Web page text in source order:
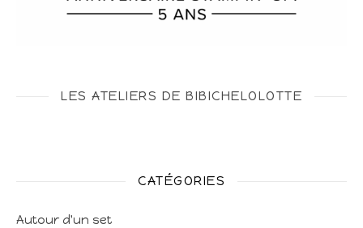
LES ATELIERS DE BIBICHELOLOTTE
CATÉGORIES
Autour d'un set